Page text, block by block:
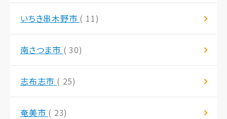
いちき串木野市 ( 11)
南さつま市 ( 30)
志布志市 ( 25)
奄美市 ( 23)